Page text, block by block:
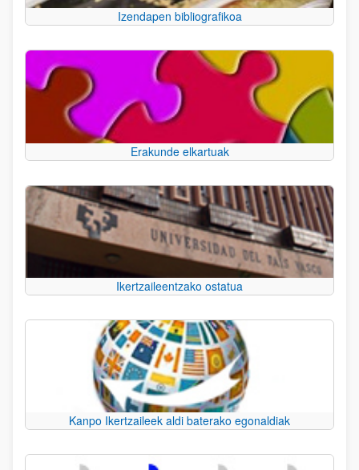
Izendapen bibliografikoa
Erakunde elkartuak
Ikertzaileentzako ostatua
Kanpo Ikertzaileek aldi baterako egonaldiak